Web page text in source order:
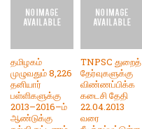
தமிழகம்
முழுவதும் 8,226
தனியார்
பள்ளிகளுக்கு
2013–2016–ம்
ஆண்டுக்கு
TNPSC துறைத்
தேர்வுகளுக்கு
விண்ணப்பிக்க
கடைசி தேதி
22.04.2013
வரை